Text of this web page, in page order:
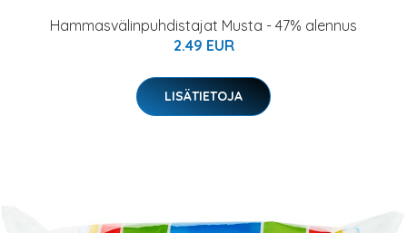
Hammasvälinpuhdistajat Musta - 47% alennus
2.49 EUR
LISÄTIETOJA